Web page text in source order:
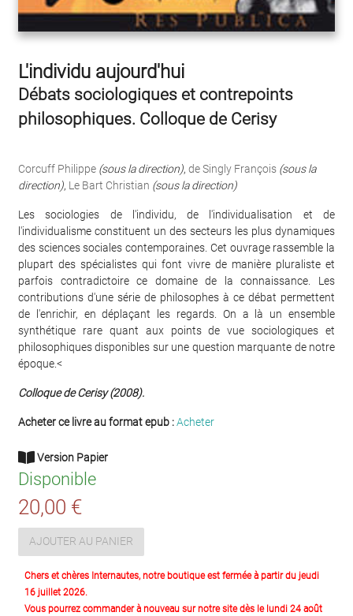
L'individu aujourd'hui
Débats sociologiques et contrepoints
philosophiques. Colloque de Cerisy
Corcuff Philippe (sous la direction), de Singly François (sous la
direction), Le Bart Christian (sous la direction)
Les sociologies de l'individu, de l'individualisation et de
l'individualisme constituent un des secteurs les plus dynamiques
des sciences sociales contemporaines. Cet ouvrage rassemble la
plupart des spécialistes qui font vivre de manière pluraliste et
parfois contradictoire ce domaine de la connaissance. Les
contributions d'une série de philosophes à ce débat permettent
de l'enrichir, en déplaçant les regards. On a là un ensemble
synthétique rare quant aux points de vue sociologiques et
philosophiques disponibles sur une question marquante de notre
époque.<
Colloque de Cerisy (2008).
Acheter ce livre au format epub :Acheter
Version Papier
Disponible
20,00 €
AJOUTER AU PANIER
Chers et chères Internautes, notre boutique est fermée à partir du jeudi
16 juillet 2026.
Vous pourrez commander à nouveau sur notre site dès le lundi 24 août